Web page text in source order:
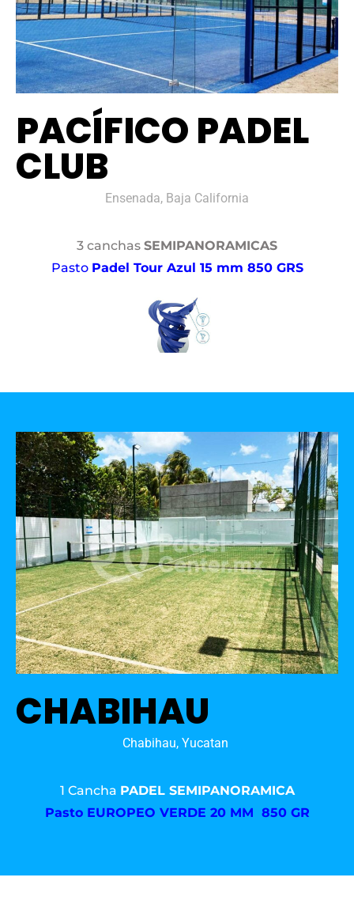
PACÍFICO PADEL
CLUB
Ensenada, Baja California
3 canchas SEMIPANORAMICAS
Pasto Padel Tour Azul 15 mm 850 GRS
CHABIHAU
Chabihau, Yucatan
1 Cancha PADEL SEMIPANORAMICA
Pasto EUROPEO VERDE 20 MM 850 GR